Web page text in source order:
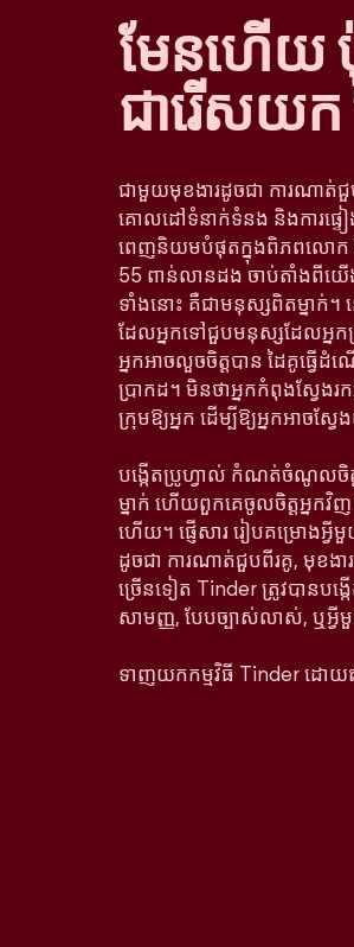
មែនហើយ ប៉ុ
ជារើសយ
ជាមួយមុខងារដូចជា ការណាត់ជួ
គោលដៅទំនាក់ទំនង និងការផ្ទៀ
ពេញនិយមបំផុតក្នុងពិភពលោក ដ
55 ពាន់លានដង ចាប់តាំងពីយើ
ទាំងនោះ គឺជាមនុស្សពិតម្នាក់។
ដែលអ្នកទៅជួបមនុស្សដែលអ្នក
អ្នកអាចលួចចិត្តបាន ដៃគូធ្វើ
ប្រាកដ។ មិនថាអ្នកកំពុងស្វែង
ក្រុមឱ្យអ្នក ដើម្បីឱ្យអ្នកអាចស្វ
បង្កើតប្រូហ្វាល់ កំណត់ចំណូលចិត្
ម្នាក់ ហើយពួកគេចូលចិត្តអ្នកវិញ
ហើយ។ ផ្ញើសារ រៀបគម្រោងអ្
ដូចជា ការណាត់ជួបពីរគូ, មុខងារ
ច្រើនទៀត Tinder ត្រូវបានបង្
សាមញ្ញ, បែបច្បាស់លាស់, ឬអ្វី
ទាញយកកម្មវិធី Tinder ដោយ